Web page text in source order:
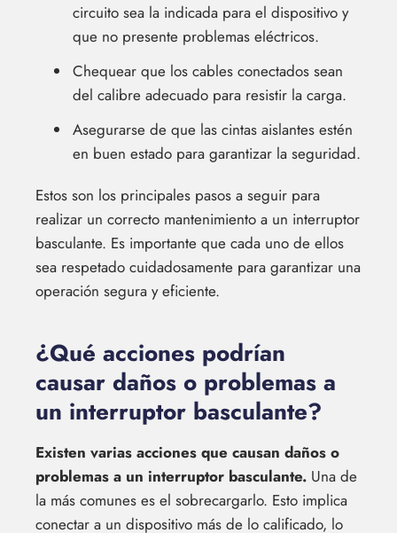
circuito sea la indicada para el dispositivo y
que no presente problemas eléctricos.
Chequear que los cables conectados sean
del calibre adecuado para resistir la carga.
Asegurarse de que las cintas aislantes estén
en buen estado para garantizar la seguridad.
Estos son los principales pasos a seguir para
realizar un correcto mantenimiento a un interruptor
basculante. Es importante que cada uno de ellos
sea respetado cuidadosamente para garantizar una
operación segura y eficiente.
¿Qué acciones podrían
causar daños o problemas a
un interruptor basculante?
Existen varias acciones que causan daños o
problemas a un interruptor basculante. Una de
la más comunes es el sobrecargarlo. Esto implica
conectar a un dispositivo más de lo calificado, lo